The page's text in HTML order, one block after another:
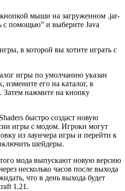
мыши на загруженном .jar-
с помощью” и выберите Java
в которой вы хотите играть с
игры по умолчанию указан
измените его на каталог, в
Затем нажмите на кнопку
быстро создаст новую
игры с модом. Игроки могут
из лаунчера игры и перейти к
шейдеры.
мода выпускают новую версию
несколько часов после выхода
что в день выхода будет
1.21.